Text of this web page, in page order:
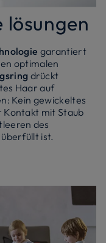
garantiert
optimalen
drückt
Haar auf
Kein gewickeltes
Kontakt mit Staub
des
ist.